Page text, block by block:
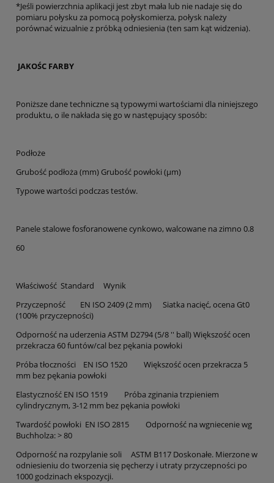
*Jeśli powierzchnia aplikacji jest zbyt mała lub nie nadaje się do
pomiaru połysku za pomocą połyskomierza, połysk należy
porównać wizualnie z próbką odniesienia (ten sam kąt widzenia).
JAKOŚC FARBY
Poniższe dane techniczne są typowymi wartościami dla niniejszego
produktu, o ile nakłada się go w następujący sposób:
Podłoże
Grubość podłoża (mm) Grubość powłoki (µm)
Typowe wartości podczas testów.
Panele stalowe fosforanowene cynkowo, walcowane na zimno 0.8
60
Właściwość Standard Wynik
Przyczepność EN ISO 2409 (2 mm) Siatka nacięć, ocena Gt0
(100% przyczepności)
Odporność na uderzenia ASTM D2794 (5/8 '' ball) Większość ocen
przekracza 60 funtów/cal bez pękania powłoki
Próba tłoczności EN ISO 1520 Większość ocen przekracza 5
mm bez pękania powłoki
Elastyczność EN ISO 1519 Próba zginania trzpieniem
cylindrycznym, 3-12 mm bez pękania powłoki
Twardość powłoki EN ISO 2815 Odporność na wgniecenie wg
Buchholza: > 80
Odporność na rozpylanie soli ASTM B117 Doskonałe. Mierzone w
odniesieniu do tworzenia się pęcherzy i utraty przyczepności po
1000 godzinach ekspozycji.